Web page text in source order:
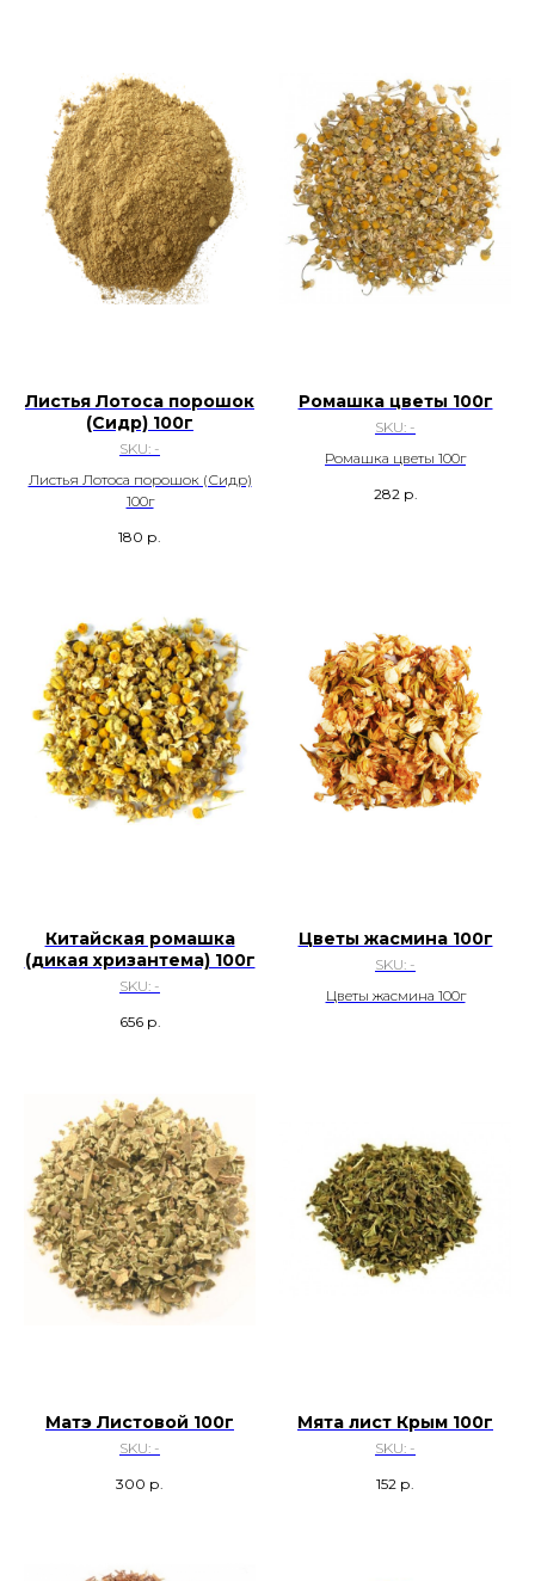
Листья Лотоса порошок
(Сидр) 100г
SKU: -
Листья Лотоса порошок (Сидр)
100г
180 р.
Ромашка цветы 100г
SKU: -
Ромашка цветы 100г
282 р.
Китайская ромашка
(дикая хризантема) 100г
SKU: -
656 р.
Цветы жасмина 100г
SKU: -
Цветы жасмина 100г
Матэ Листовой 100г
SKU: -
300 р.
Мята лист Крым 100г
SKU: -
152 р.